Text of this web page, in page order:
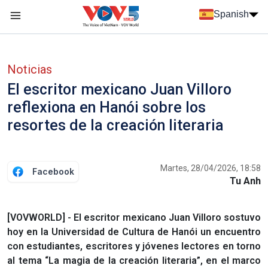
Spanish
Noticias
El escritor mexicano Juan Villoro
reflexiona en Hanói sobre los
resortes de la creación literaria
Facebook Martes, 28/04/2026, 18:58
Tu Anh
[VOVWORLD] - El escritor mexicano Juan Villoro sostuvo
hoy en la Universidad de Cultura de Hanói un encuentro
con estudiantes, escritores y jóvenes lectores en torno
al tema “La magia de la creación literaria”, en el marco